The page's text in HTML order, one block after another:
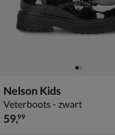
Nelson Kids
Veterboots - zwart
€ 59,99
59,99